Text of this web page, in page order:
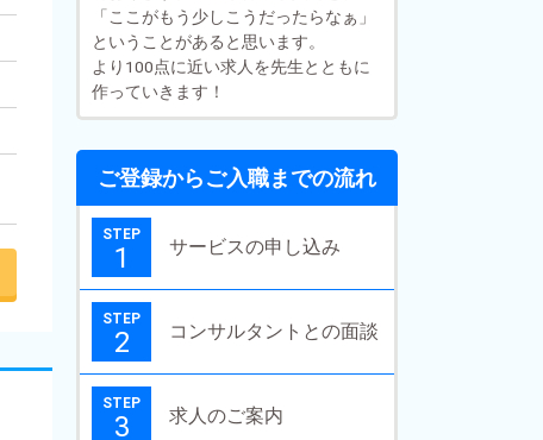
「ここがもう少しこうだったらなぁ」
ということがあると思います。
より100点に近い求人を先生とともに
作っていきます！
ご登録からご入職までの流れ
STEP
1 サービスの申し込み
STEP
2 コンサルタントとの面談
STEP
3 求人のご案内